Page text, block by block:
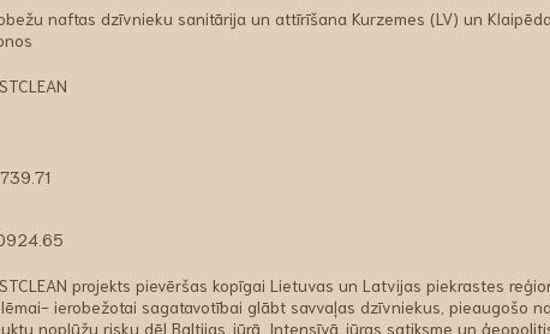
naftas dzīvnieku sanitārija un attīrīšana Kurzemes (LV) un
projekts pievēršas kopīgai Lietuvas un Latvijas piekrastes
ierobežotai sagatavotībai glābt savvaļas dzīvniekus, pieaugošo
noplūžu risku dēļ Baltijas jūrā. Intensīvā jūras satiksme un